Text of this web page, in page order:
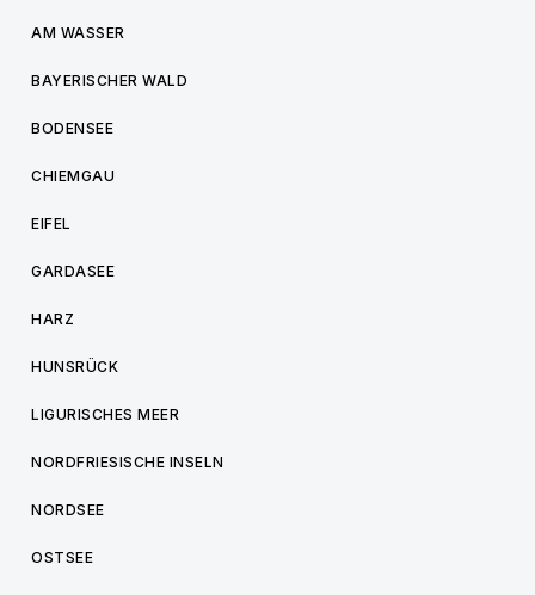
AM WASSER
BAYERISCHER WALD
BODENSEE
CHIEMGAU
EIFEL
GARDASEE
HARZ
HUNSRÜCK
LIGURISCHES MEER
NORDFRIESISCHE INSELN
NORDSEE
OSTSEE